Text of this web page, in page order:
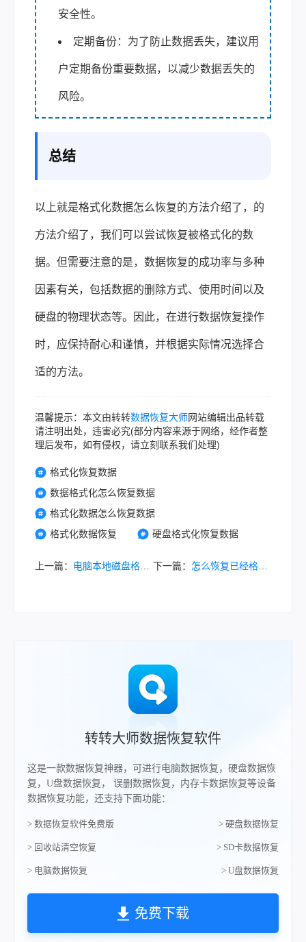
安全性。
定期备份：为了防止数据丢失，建议用
户定期备份重要数据，以减少数据丢失的
风险。
总结
以上就是格式化数据怎么恢复的方法介绍了，的
方法介绍了，我们可以尝试恢复被格式化的数
据。但需要注意的是，数据恢复的成功率与多种
因素有关，包括数据的删除方式、使用时间以及
硬盘的物理状态等。因此，在进行数据恢复操作
时，应保持耐心和谨慎，并根据实际情况选择合
适的方法。
温馨提示：本文由转转数据恢复大师网站编辑出品转载
请注明出处，违害必究(部分内容来源于网络，经作者整
理后发布，如有侵权，请立刻联系我们处理)
格式化恢复数据
数据格式化怎么恢复数据
格式化数据怎么恢复数据
格式化数据恢复
硬盘格式化恢复数据
上一篇： 电脑本地磁盘格式化怎样恢复？分享硬盘格式化恢复的实用方法 下一篇： 怎么恢复已经格式化的光盘？快来试试这几种恢复的方法！
转转大师数据恢复软件
这是一款数据恢复神器，可进行电脑数据恢复，硬盘数据恢
复，U盘数据恢复， 误删数据恢复，内存卡数据恢复等设备
数据恢复功能，还支持下面功能：
> 数据恢复软件免费版 > 硬盘数据恢复
> 回收站清空恢复 > SD卡数据恢复
> 电脑数据恢复 > U盘数据恢复
免费下载